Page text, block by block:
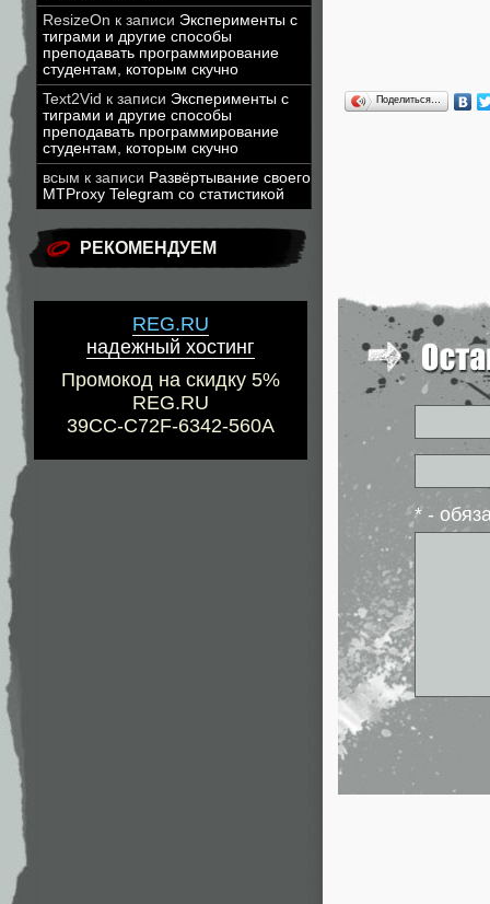
ResizeOn к записи Эксперименты с
тиграми и другие способы
преподавать программирование
студентам, которым скучно
Text2Vid к записи Эксперименты с
тиграми и другие способы
преподавать программирование
студентам, которым скучно
всым к записи Развёртывание своего
MTProxy Telegram со статистикой
РЕКОМЕНДУЕМ
REG.RU
надежный хостинг
Промокод на скидку 5%
REG.RU
39CC-C72F-6342-560A
Поделиться…
* -